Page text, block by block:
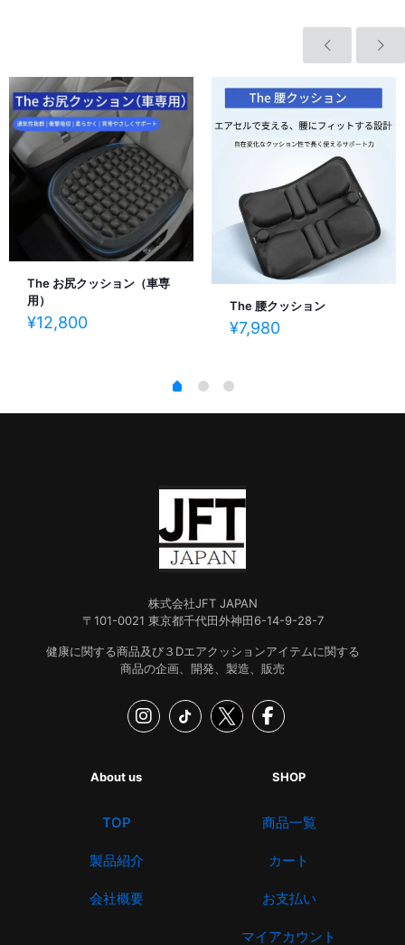
The お尻クッション（車専
用）
¥12,800
The 腰クッション
¥7,980
株式会社JFT JAPAN
〒101-0021 東京都千代田外神田6-14-9-28-7
健康に関する商品及び３Dエアクッションアイテムに関する
商品の企画、開発、製造、販売
About us
TOP
製品紹介
会社概要
SHOP
商品一覧
カート
お支払い
マイアカウント